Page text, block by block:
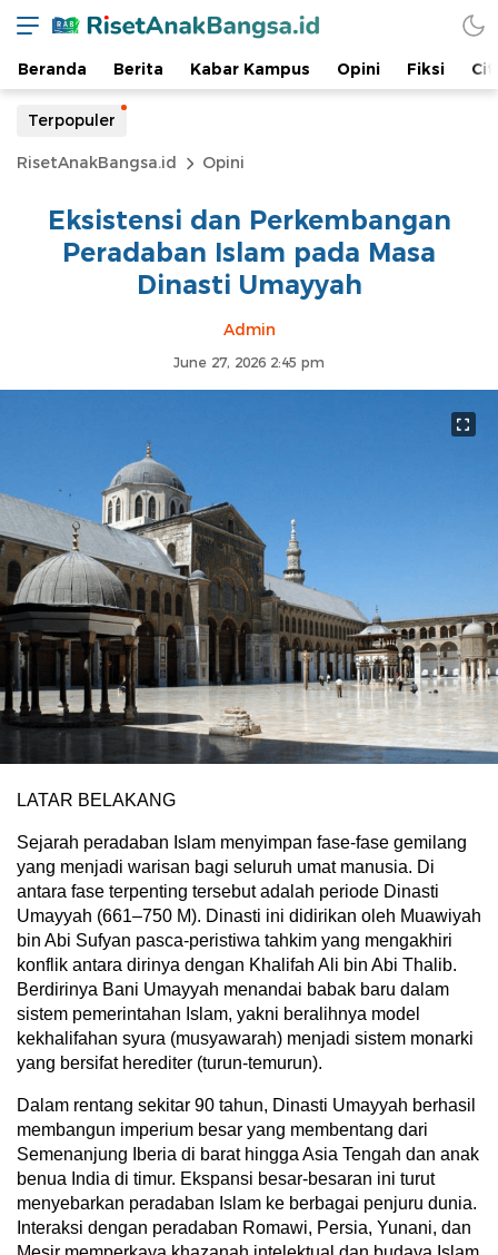
Beranda Berita Kabar Kampus Opini Fiksi
Terpopuler
RisetAnakBangsa.id Opini
Eksistensi dan Perkembangan
Peradaban Islam pada Masa
Dinasti Umayyah
Admin
June 27, 2026 2:45 pm
LATAR BELAKANG
Sejarah peradaban Islam menyimpan fase-fase gemilang
yang menjadi warisan bagi seluruh umat manusia. Di
antara fase terpenting tersebut adalah periode Dinasti
Umayyah (661–750 M). Dinasti ini didirikan oleh Muawiyah
bin Abi Sufyan pasca-peristiwa tahkim yang mengakhiri
konflik antara dirinya dengan Khalifah Ali bin Abi Thalib.
Berdirinya Bani Umayyah menandai babak baru dalam
sistem pemerintahan Islam, yakni beralihnya model
kekhalifahan syura (musyawarah) menjadi sistem monarki
yang bersifat herediter (turun-temurun).
Dalam rentang sekitar 90 tahun, Dinasti Umayyah berhasil
membangun imperium besar yang membentang dari
Semenanjung Iberia di barat hingga Asia Tengah dan anak
benua India di timur. Ekspansi besar-besaran ini turut
menyebarkan peradaban Islam ke berbagai penjuru dunia.
Interaksi dengan peradaban Romawi, Persia, Yunani, dan